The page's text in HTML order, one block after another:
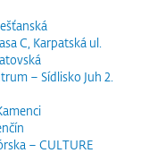
C, Karpatská ul.
– Sídlisko Juh 2.
– CULTURE